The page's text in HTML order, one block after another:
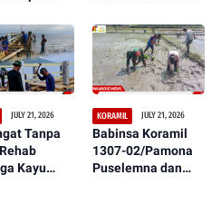
Bersih
Puselemba Dukung
Peningkatan Hasil
Panen dan
Ketahanan Pangan
JULY 21, 2026
Tanpa
Kayu
KORAMIL JULY 21, 2026
Babinsa Koramil
1307-02/Pamona
Puselemna dan